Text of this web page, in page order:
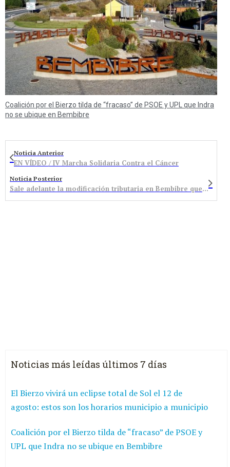
Coalición por el Bierzo tilda de “fracaso” de PSOE y UPL que Indra
no se ubique en Bembibre
Noticia Anterior
EN VÍDEO / IV Marcha Solidaria Contra el Cáncer
Noticia Posterior
Sale adelante la modificación tributaria en Bembibre que la oposición califica como “insuficiente”
Noticias más leídas últimos 7 días
El Bierzo vivirá un eclipse total de Sol el 12 de
agosto: estos son los horarios municipio a municipio
Coalición por el Bierzo tilda de “fracaso” de PSOE y
UPL que Indra no se ubique en Bembibre